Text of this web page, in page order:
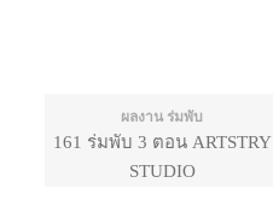
ผลงาน ร่มพับ
161 ร่มพับ 3 ตอน ARTSTRY
STUDIO